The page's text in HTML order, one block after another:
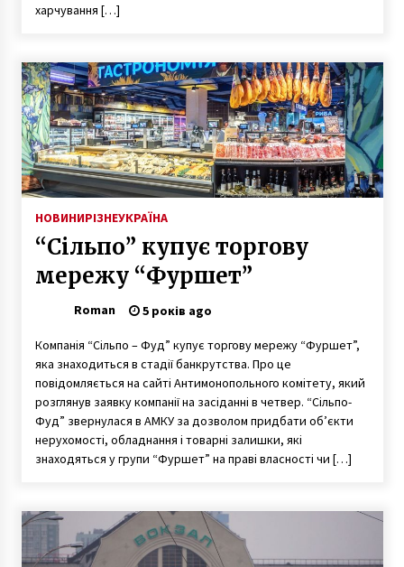
харчування […]
НОВИНИРІЗНЕУКРАЇНА
“Сільпо” купує торгову
мережу “Фуршет”
Roman 5 років ago
Компанія “Сільпо – Фуд” купує торгову мережу “Фуршет”,
яка знаходиться в стадії банкрутства. Про це
повідомляється на сайті Антимонопольного комітету, який
розглянув заявку компанії на засіданні в четвер. “Сільпо-
Фуд” звернулася в АМКУ за дозволом придбати об’єкти
нерухомості, обладнання і товарні залишки, які
знаходяться у групи “Фуршет” на праві власності чи […]